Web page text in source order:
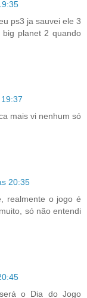
ps3 ja sauvei ele 3
planet 2 quando
mais vi nenhum só
20:35
realmente o jogo é
só não entendi
o Dia do Jogo